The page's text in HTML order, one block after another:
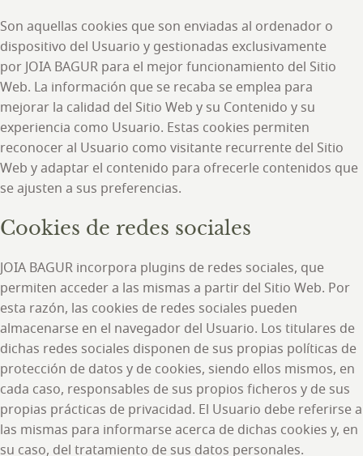
Son aquellas cookies que son enviadas al ordenador o
dispositivo del Usuario y gestionadas exclusivamente
por JOIA BAGUR para el mejor funcionamiento del Sitio
Web. La información que se recaba se emplea para
mejorar la calidad del Sitio Web y su Contenido y su
experiencia como Usuario. Estas cookies permiten
reconocer al Usuario como visitante recurrente del Sitio
Web y adaptar el contenido para ofrecerle contenidos que
se ajusten a sus preferencias.
Cookies de redes sociales
JOIA BAGUR incorpora plugins de redes sociales, que
permiten acceder a las mismas a partir del Sitio Web. Por
esta razón, las cookies de redes sociales pueden
almacenarse en el navegador del Usuario. Los titulares de
dichas redes sociales disponen de sus propias políticas de
protección de datos y de cookies, siendo ellos mismos, en
cada caso, responsables de sus propios ficheros y de sus
propias prácticas de privacidad. El Usuario debe referirse a
las mismas para informarse acerca de dichas cookies y, en
su caso, del tratamiento de sus datos personales.